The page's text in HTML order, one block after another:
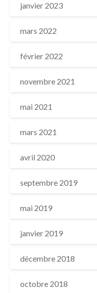
janvier 2023
mars 2022
février 2022
novembre 2021
mai 2021
mars 2021
avril 2020
septembre 2019
mai 2019
janvier 2019
décembre 2018
octobre 2018